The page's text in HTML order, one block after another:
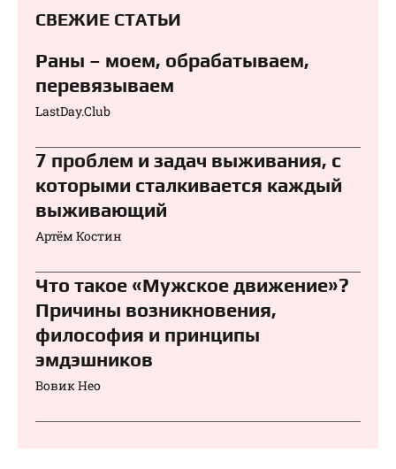
СВЕЖИЕ СТАТЬИ
Раны – моем, обрабатываем,
перевязываем⁠⁠
LastDay.Club
7 проблем и задач выживания, с
которыми сталкивается каждый
выживающий
Артём Костин
Что такое «Мужское движение»?
Причины возникновения,
философия и принципы
эмдэшников
Вовик Нео